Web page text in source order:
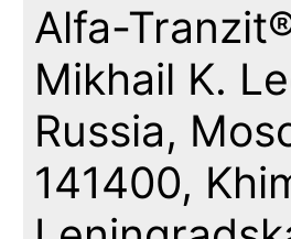
Alfa-
Mikhail K.
Russia,
141400,